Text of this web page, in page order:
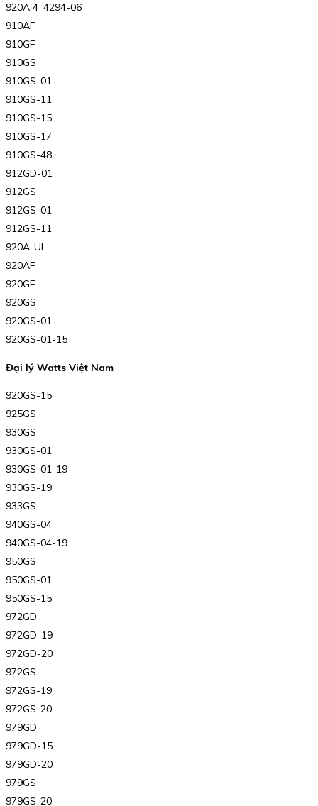
920A 4_4294-06
910AF
910GF
910GS
910GS-01
910GS-11
910GS-15
910GS-17
910GS-48
912GD-01
912GS
912GS-01
912GS-11
920A-UL
920AF
920GF
920GS
920GS-01
920GS-01-15
Đại lý Watts Việt Nam
920GS-15
925GS
930GS
930GS-01
930GS-01-19
930GS-19
933GS
940GS-04
940GS-04-19
950GS
950GS-01
950GS-15
972GD
972GD-19
972GD-20
972GS
972GS-19
972GS-20
979GD
979GD-15
979GD-20
979GS
979GS-20